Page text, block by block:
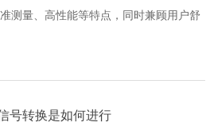
测量、高性能等特点，同时兼顾用户舒
号转换是如何进行